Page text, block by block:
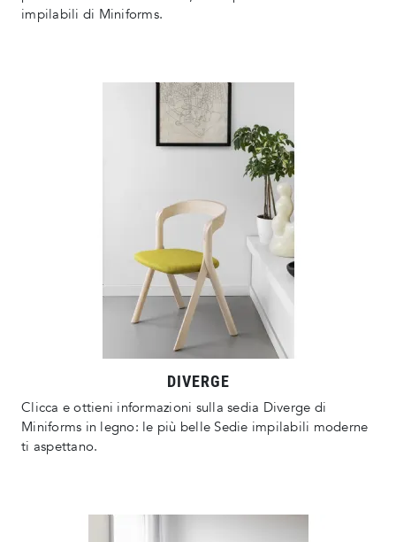
impilabili di Miniforms.
DIVERGE
Clicca e ottieni informazioni sulla sedia Diverge di
Miniforms in legno: le più belle Sedie impilabili moderne
ti aspettano.